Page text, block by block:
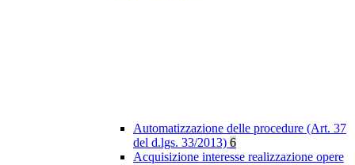
Automatizzazione delle procedure (Art. 37
del d.lgs. 33/2013) 6
Acquisizione interesse realizzazione opere